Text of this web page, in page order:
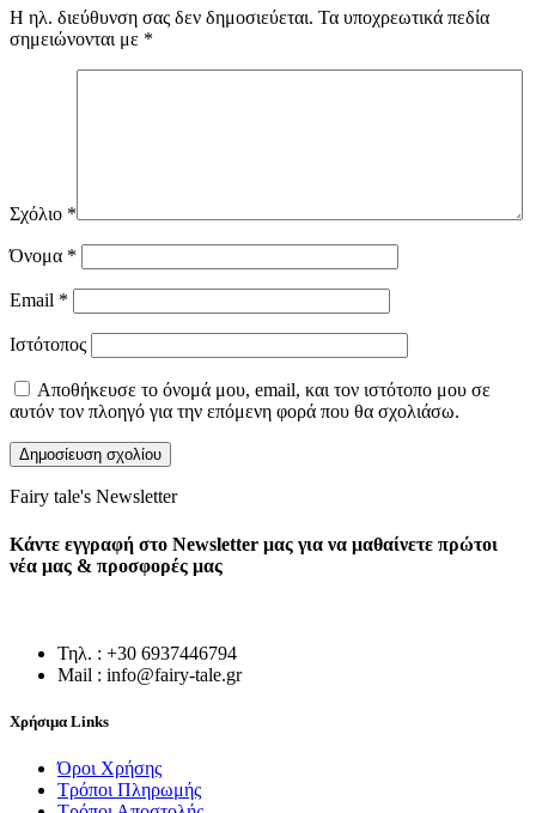
Η ηλ. διεύθυνση σας δεν δημοσιεύεται. Τα υποχρεωτικά πεδία
σημειώνονται με *
Σχόλιο *
Όνομα *
Email *
Ιστότοπος
Αποθήκευσε το όνομά μου, email, και τον ιστότοπο μου σε
αυτόν τον πλοηγό για την επόμενη φορά που θα σχολιάσω.
Fairy tale's Newsletter
Κάντε εγγραφή στο Newsletter μας για να μαθαίνετε πρώτοι
νέα μας & προσφορές μας
Τηλ. : +30 6937446794
Mail : info@fairy-tale.gr
Χρήσιμα Links
Όροι Χρήσης
Τρόποι Πληρωμής